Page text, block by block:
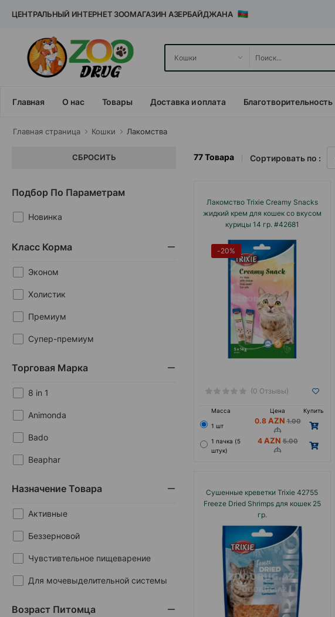
ЦЕНТРАЛЬНЫЙ ИНТЕРНЕТ ЗООМАГАЗИН АЗЕРБАЙДЖАНА
Главная О нас Товары Доставка и оплата Благотворительность
Главная cтраница Кошки Лакомства
СБРОСИТЬ
Подбор По Параметрам
Новинка
Класс Корма
Эконом
Холистик
Премиум
Супер-премиум
Торговая Марка
8 in 1
Animonda
Bado
Beaphar
Назначение Товара
Активные
Беззерновой
Чувстивтельное пищеварение
Для мочевыделительной системы
Возраст Питомца
77Товара Сортировать по :
Лакомство Trixie Creamy Snacks
жидкий крем для кошек со вкусом
курицы 14 гр. #42681
-20%
(0 Отзывы)
Масса Цена Купить
1 шт
0.8 1.00
1 пачка (5
штук)
4 5.00
Cушенные креветки Trixie 42755
Freeze Dried Shrimps для кошек 25
гр.